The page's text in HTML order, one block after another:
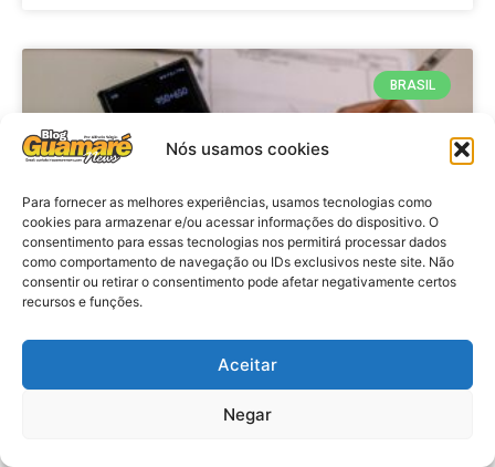
Nós usamos cookies
Para fornecer as melhores experiências, usamos tecnologias como
cookies para armazenar e/ou acessar informações do dispositivo. O
consentimento para essas tecnologias nos permitirá processar dados
como comportamento de navegação ou IDs exclusivos neste site. Não
consentir ou retirar o consentimento pode afetar negativamente certos
recursos e funções.
Aceitar
Negar
BRASIL
Economia: Prazo de adesão ao
Programa Desenrola 2.0 é
prorrogado